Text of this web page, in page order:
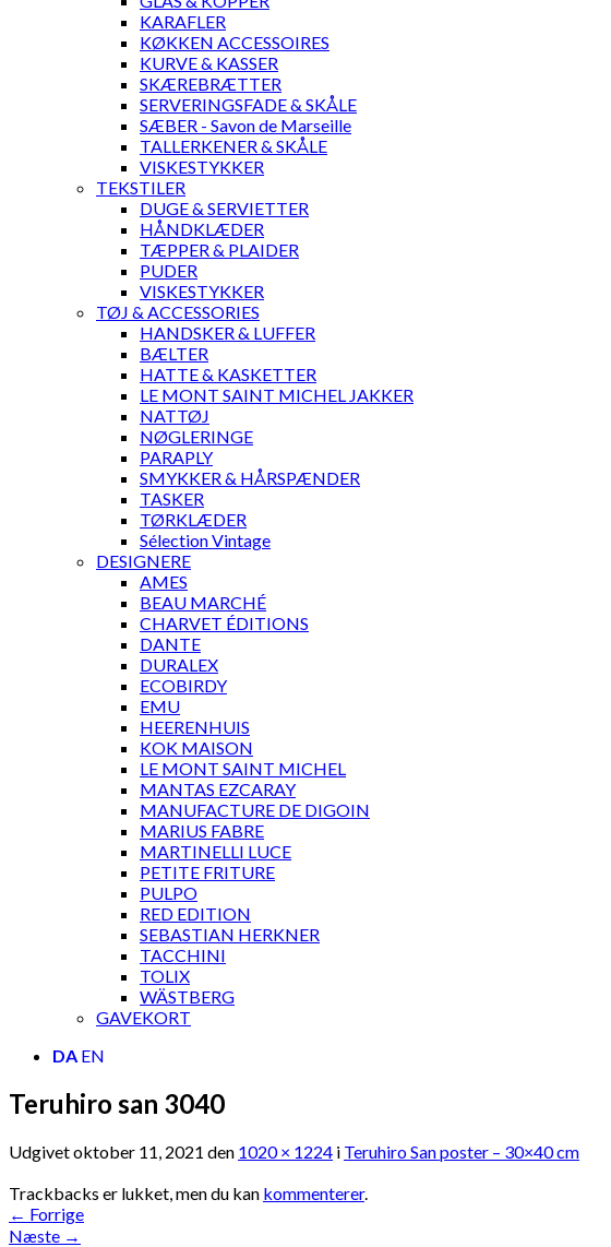
KARAFLER
KØKKEN ACCESSOIRES
KURVE & KASSER
SKÆREBRÆTTER
SERVERINGSFADE & SKÅLE
SÆBER - Savon de Marseille
TALLERKENER & SKÅLE
VISKESTYKKER
TEKSTILER
DUGE & SERVIETTER
HÅNDKLÆDER
TÆPPER & PLAIDER
PUDER
VISKESTYKKER
TØJ & ACCESSORIES
HANDSKER & LUFFER
BÆLTER
HATTE & KASKETTER
LE MONT SAINT MICHEL JAKKER
NATTØJ
NØGLERINGE
PARAPLY
SMYKKER & HÅRSPÆNDER
TASKER
TØRKLÆDER
Sélection Vintage
DESIGNERE
AMES
BEAU MARCHÉ
CHARVET ÉDITIONS
DANTE
DURALEX
ECOBIRDY
EMU
HEERENHUIS
KOK MAISON
LE MONT SAINT MICHEL
MANTAS EZCARAY
MANUFACTURE DE DIGOIN
MARIUS FABRE
MARTINELLI LUCE
PETITE FRITURE
PULPO
RED EDITION
SEBASTIAN HERKNER
TACCHINI
TOLIX
WÄSTBERG
GAVEKORT
DA EN
Teruhiro san 3040
Udgivetoktober 11, 2021 den 1020 × 1224 i Teruhiro San poster – 30×40 cm
Trackbacks er lukket, men du kan kommenterer.
← Forrige
Næste →